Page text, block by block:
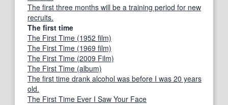
The first three months will be a training period for new
recruits.
The first time
The First Time (1952 film)
The First Time (1969 film)
The First Time (2009 Film)
The First Time (album)
The first time drank alcohol was before I was 20 years
old.
The First Time Ever I Saw Your Face